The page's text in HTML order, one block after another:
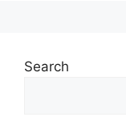
Search